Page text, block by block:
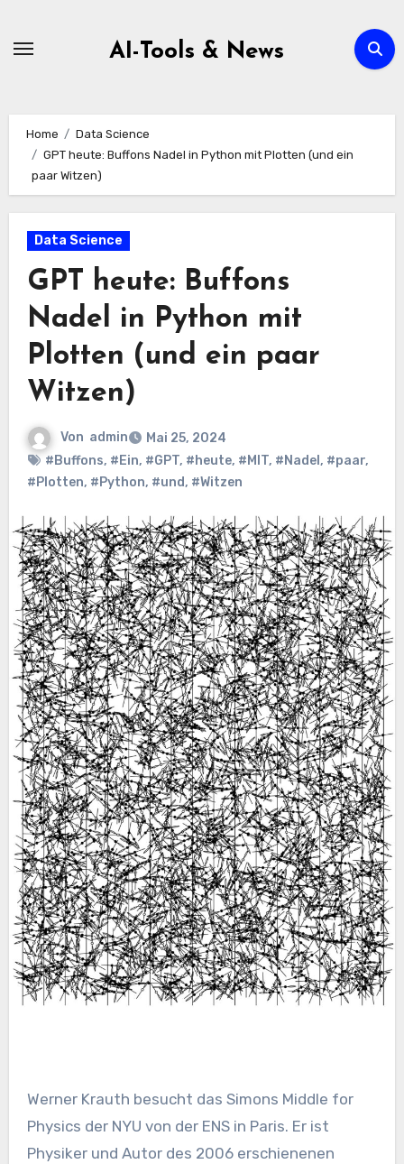
AI-Tools & News
Home
Data Science
GPT heute: Buffons Nadel in Python mit Plotten (und ein
paar Witzen)
Data Science
GPT heute: Buffons
Nadel in Python mit
Plotten (und ein paar
Witzen)
Von admin
Mai 25, 2024
#Buffons, #Ein, #GPT, #heute, #MIT, #Nadel , #paar,
#Plotten, #Python, #und, #Witzen
Werner Krauth besucht das Simons Middle for
Physics der NYU von der ENS in Paris. Er ist
Physiker und Autor des 2006 erschienenen